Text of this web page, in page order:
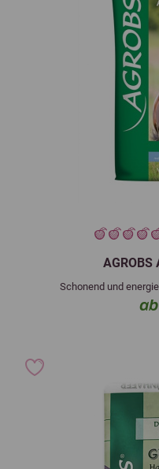
Schonend und